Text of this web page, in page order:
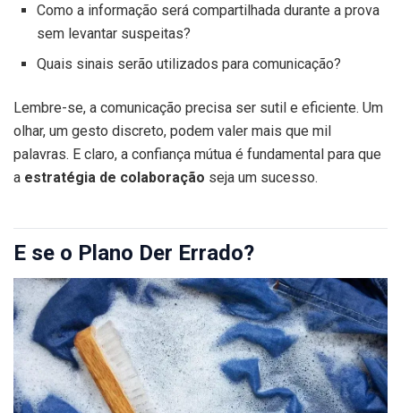
Como a informação será compartilhada durante a prova
sem levantar suspeitas?
Quais sinais serão utilizados para comunicação?
Lembre-se, a comunicação precisa ser sutil e eficiente. Um
olhar, um gesto discreto, podem valer mais que mil
palavras. E claro, a confiança mútua é fundamental para que
a estratégia de colaboração seja um sucesso.
E se o Plano Der Errado?